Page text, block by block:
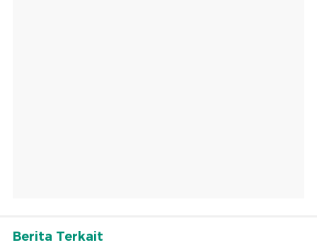
Berita Terkait